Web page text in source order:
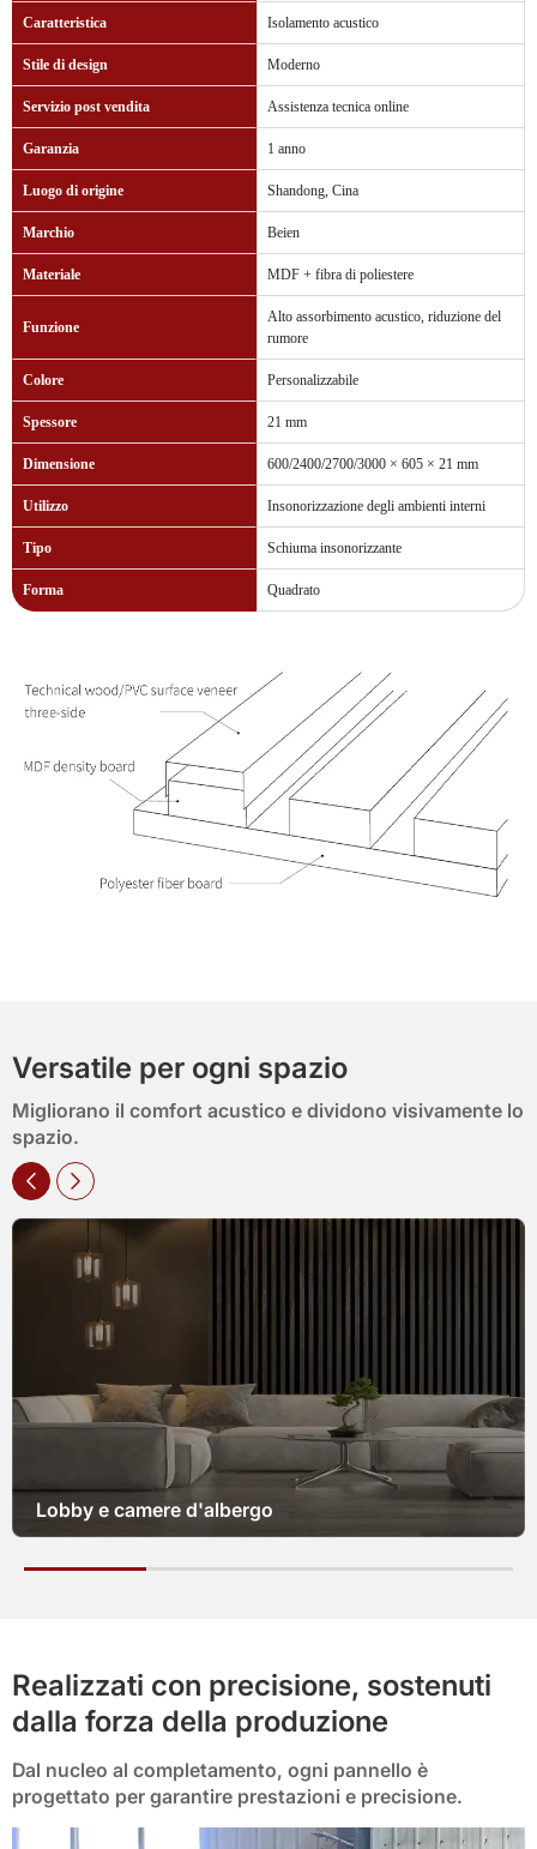
Caratteristica Isolamento acustico
Stile di design Moderno
Servizio post vendita Assistenza tecnica online
Garanzia 1 anno
Luogo di origine Shandong, Cina
Marchio Beien
Materiale MDF + fibra di poliestere
Funzione
Alto assorbimento acustico, riduzione del
rumore
Colore Personalizzabile
Spessore 21 mm
Dimensione 600/2400/2700/3000 × 605 × 21 mm
Utilizzo Insonorizzazione degli ambienti interni
Tipo Schiuma insonorizzante
Forma Quadrato
Versatile per ogni spazio
Migliorano il comfort acustico e dividono visivamente lo
spazio.
Lobby e camere d'albergo
Realizzati con precisione, sostenuti
dalla forza della produzione
Dal nucleo al completamento, ogni pannello è
progettato per garantire prestazioni e precisione.